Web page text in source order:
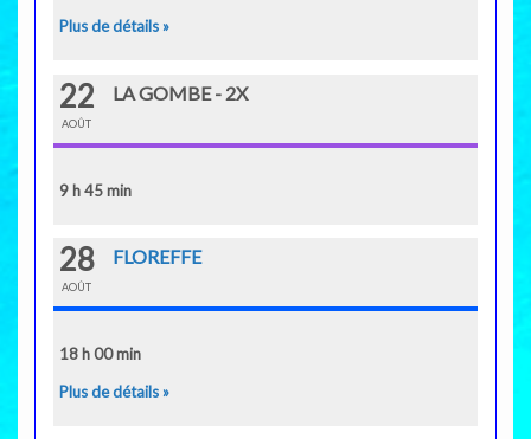
Plus de détails »
22
AOÛT
LA GOMBE - 2X
9 h 45 min
28
AOÛT
FLOREFFE
18 h 00 min
Plus de détails »